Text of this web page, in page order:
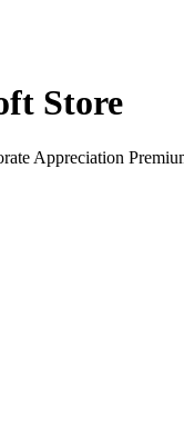
Store
Appreciation